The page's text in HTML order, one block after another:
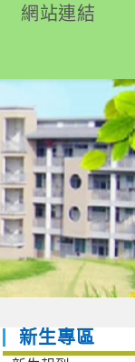
網站連結
新生專區